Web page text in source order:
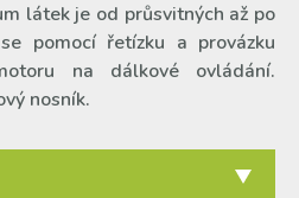
vnitřní žaluzie
sítě proti hmyzu
markýzy
plisé rolety
vertikální žaluzie
látek je od průsvitných až po
pomocí řetízku a provázku
na dálkové ovládání.
nosník.